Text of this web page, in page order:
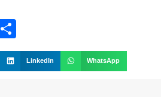
LinkedIn WhatsApp